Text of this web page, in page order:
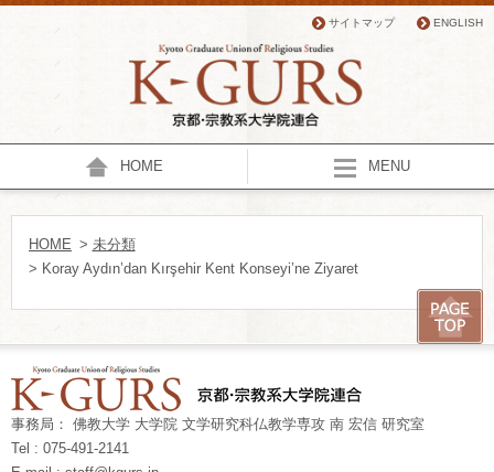
サイトマップ ENGLISH
HOME MENU
HOME > 未分類
> Koray Aydın’dan Kırşehir Kent Konseyi’ne Ziyaret
事務局： 佛教大学 大学院 文学研究科仏教学専攻 南 宏信 研究室
Tel : 075-491-2141